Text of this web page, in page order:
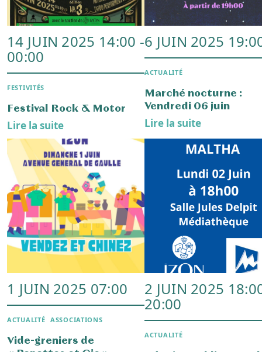
1 FÉVR. 2025 10:30 -
14:00
ACTUALITÉ
Izon lance son atlas de la
biodiversité communale !
Lire la suite
21 DÉC. 2024
ASSOCIATIONS
La balade des pères
Lire la suite